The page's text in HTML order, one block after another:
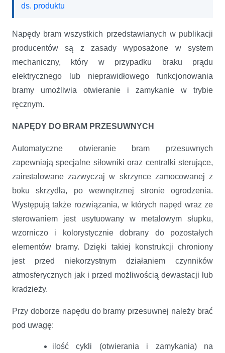
ds. produktu
Napędy bram wszystkich przedstawianych w publikacji
producentów są z zasady wyposażone w system
mechaniczny, który w przypadku braku prądu
elektrycznego lub nieprawidłowego funkcjonowania
bramy umożliwia otwieranie i zamykanie w trybie
ręcznym.
NAPĘDY DO BRAM PRZESUWNYCH
Automatyczne otwieranie bram przesuwnych
zapewniają specjalne siłowniki oraz centralki sterujące,
zainstalowane zazwyczaj w skrzynce zamocowanej z
boku skrzydła, po wewnętrznej stronie ogrodzenia.
Występują także rozwiązania, w których napęd wraz ze
sterowaniem jest usytuowany w metalowym słupku,
wzorniczo i kolorystycznie dobrany do pozostałych
elementów bramy. Dzięki takiej konstrukcji chroniony
jest przed niekorzystnym działaniem czynników
atmosferycznych jak i przed możliwością dewastacji lub
kradzieży.
Przy doborze napędu do bramy przesuwnej należy brać
pod uwagę:
ilość cykli (otwierania i zamykania) na